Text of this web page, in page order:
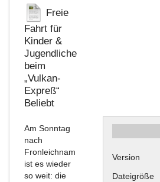
Freie
Fahrt für
Kinder &
Jugendliche
beim
„Vulkan-
Expreß“
Beliebt
Am Sonntag
nach
Fronleichnam
ist es wieder
so weit: die
Version
Dateigröße